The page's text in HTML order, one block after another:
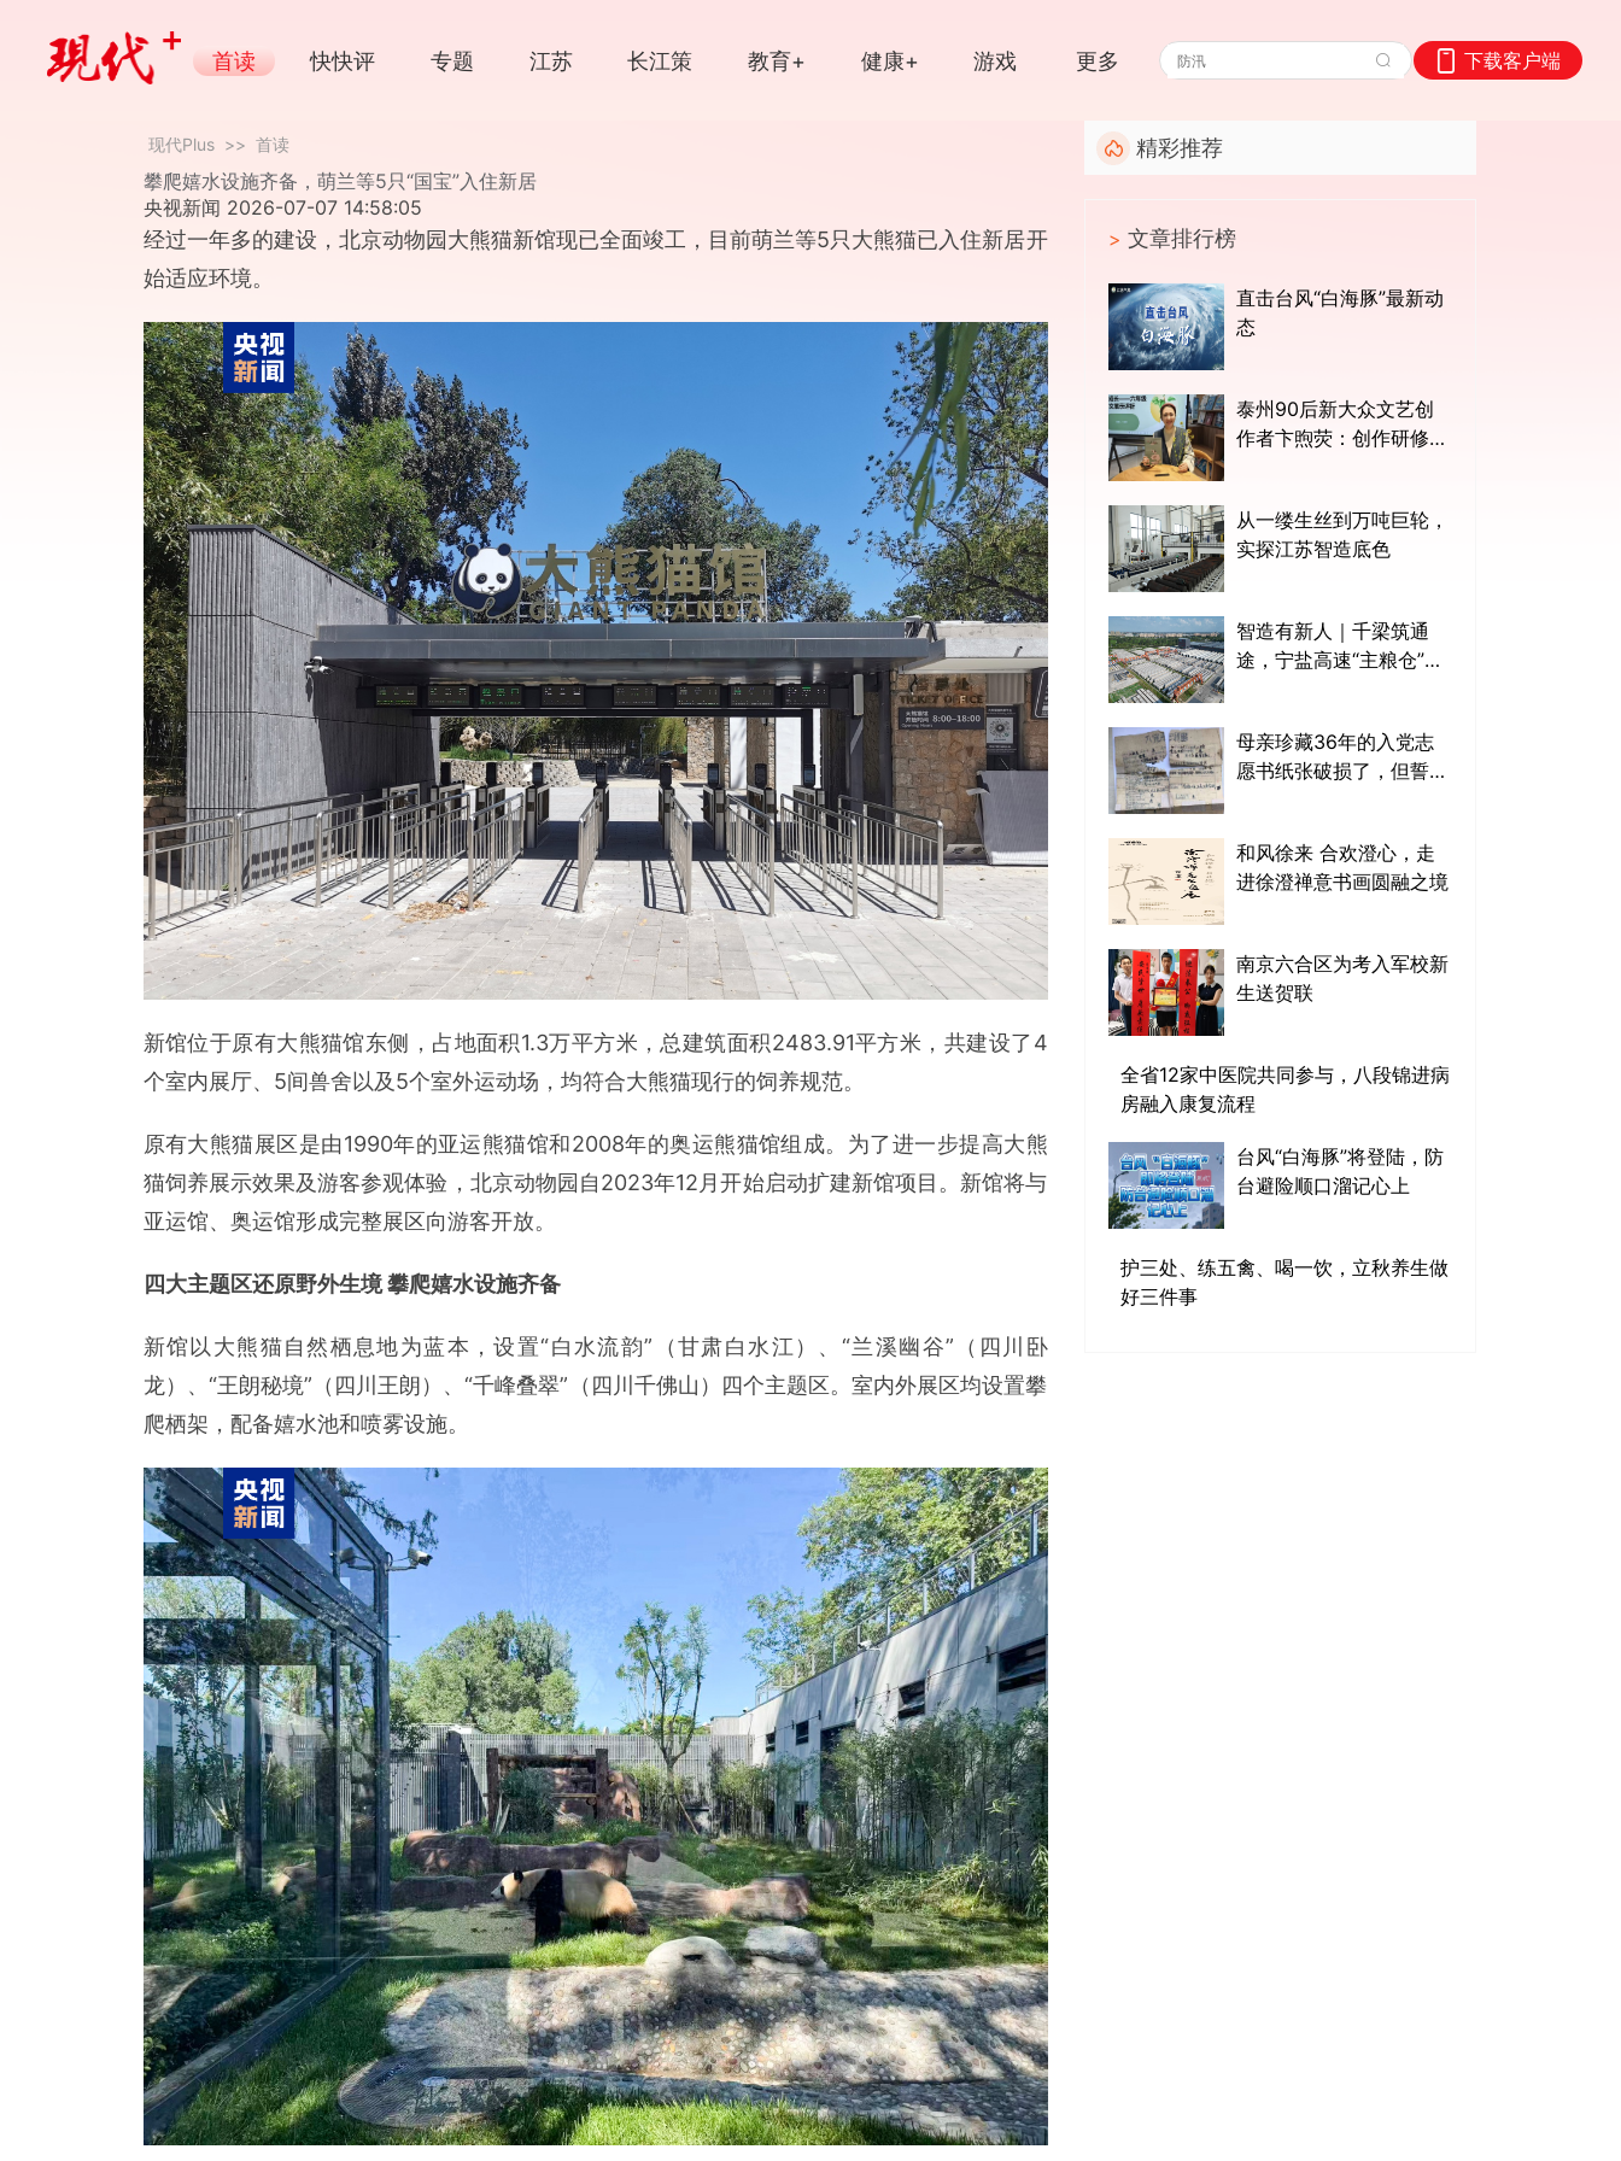
首读 快快评 专题 江苏 长江策 教育+ 健康+
游戏
更多 下载客户端
现代Plus >> 首读
攀爬嬉水设施齐备，萌兰等5只“国宝”入住新居
央视新闻 2026-07-07 14:58:05
经过一年多的建设，北京动物园大熊猫新馆现已全面竣工，目前萌兰等5只大熊猫已入住新居开
始适应环境。
新馆位于原有大熊猫馆东侧，占地面积1.3万平方米，总建筑面积2483.91平方米，共建设了4
个室内展厅、5间兽舍以及5个室外运动场，均符合大熊猫现行的饲养规范。
原有大熊猫展区是由1990年的亚运熊猫馆和2008年的奥运熊猫馆组成。为了进一步提高大熊
猫饲养展示效果及游客参观体验，北京动物园自2023年12月开始启动扩建新馆项目。新馆将与
亚运馆、奥运馆形成完整展区向游客开放。
四大主题区还原野外生境 攀爬嬉水设施齐备
新馆以大熊猫自然栖息地为蓝本，设置“白水流韵”（甘肃白水江）、“兰溪幽谷”（四川卧
龙）、“王朗秘境”（四川王朗）、“千峰叠翠”（四川千佛山）四个主题区。室内外展区均设置攀
爬栖架，配备嬉水池和喷雾设施。
精彩推荐
> 文章排行榜
直击台风“白海豚”最新动
态
泰州90后新大众文艺创
作者卞煦荧：创作研修班
从一缕生丝到万吨巨轮，
实探江苏智造底色
智造有新人｜千梁筑通
途，宁盐高速“主粮仓”收
母亲珍藏36年的入党志
愿书纸张破损了，但誓言
和风徐来 合欢澄心，走
进徐澄禅意书画圆融之境
南京六合区为考入军校新
生送贺联
全省12家中医院共同参与，八段锦进病
房融入康复流程
台风“白海豚”将登陆，防
台避险顺口溜记心上
护三处、练五禽、喝一饮，立秋养生做
好三件事